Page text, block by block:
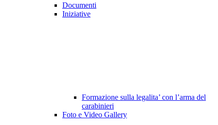
Documenti
Iniziative
Formazione sulla legalita’ con l’arma del
carabinieri
Foto e Video Gallery